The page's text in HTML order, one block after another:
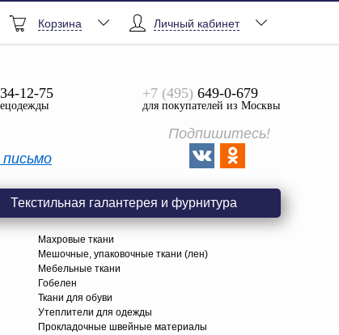
Личный кабинет
Корзина
12-75 +7 (495) 649-0-679
для покупателей из Москвы
Подпишитесь!
Текстильная галантерея и фурнитура
Махровые ткани
Мешочные, упаковочные ткани (лен)
Мебельные ткани
Гобелен
Ткани для обуви
Утеплители для одежды
Прокладочные швейные материалы